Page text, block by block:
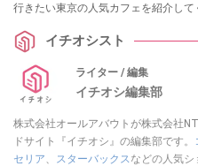
行きたい東京の人気カフェを紹介して
イチオシスト
ライター / 編集
イチオシ編集部
株式会社オールアバウトが株式会社
ドサイト『イチオシ』の編集部です。
セリア、 スターバックスなどの人気